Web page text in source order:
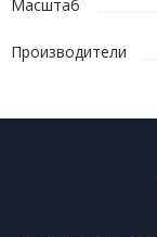
Масштаб
Производители